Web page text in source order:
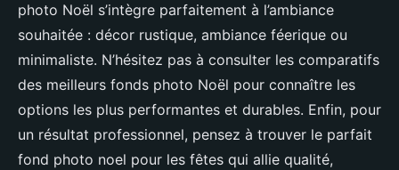
photo Noël s’intègre parfaitement à l’ambiance
souhaitée : décor rustique, ambiance féerique ou
minimaliste. N’hésitez pas à consulter les comparatifs
des meilleurs fonds photo Noël pour connaître les
options les plus performantes et durables. Enfin, pour
un résultat professionnel, pensez à trouver le parfait
fond photo noel pour les fêtes qui allie qualité,